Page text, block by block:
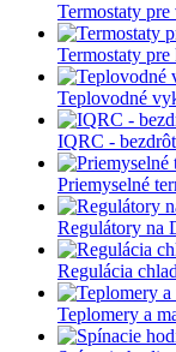
Termostaty
Termostaty
Teplovodné
IQRC -
Priemyselné
Regulátory na
Regulácia
Teplomery a